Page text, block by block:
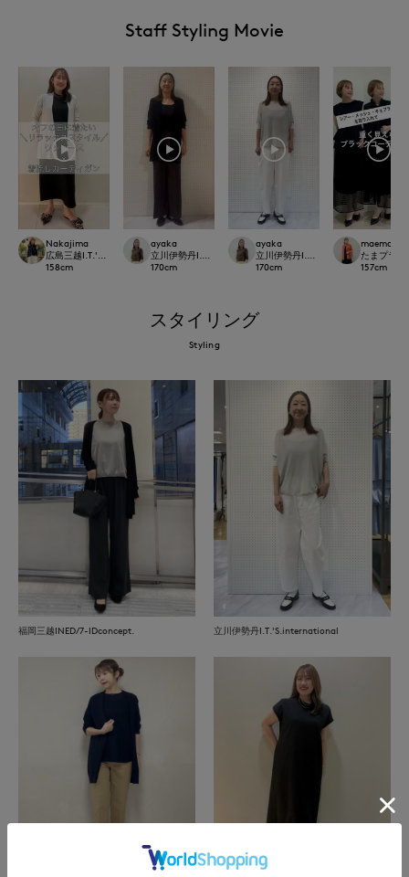
Staff Styling Movie
Nakajima
広島三越I.T.'S.international
158cm
ayaka
立川伊勢丹I.T.'S.international
170cm
ayaka
立川伊勢丹I.T.'S.international
170cm
maemae
たまプラ
157cm
スタイリング
Styling
福岡三越INED/7-IDconcept. 立川伊勢丹I.T.'S.international